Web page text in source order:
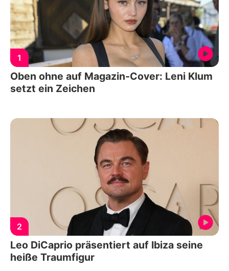
1
Oben ohne auf Magazin-Cover: Leni Klum
setzt ein Zeichen
2
Leo DiCaprio präsentiert auf Ibiza seine
heiße Traumfigur